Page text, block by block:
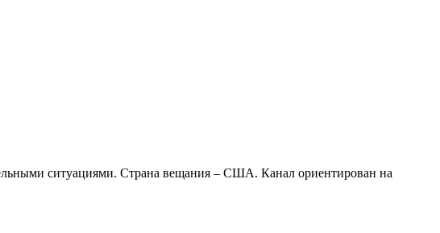
ситуациями. Страна вещания – США. Канал ориентирован на